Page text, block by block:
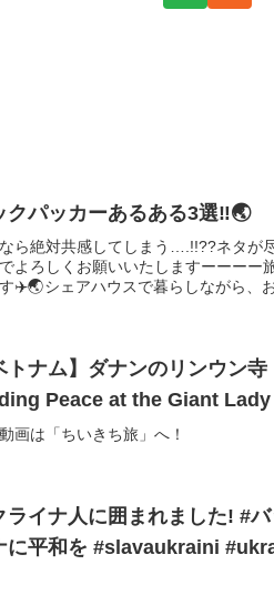
クパッカーあるある3選‼️🌏
ら絶対共感してしまう….!!??ネタが
よろしくお願いいたしますーーーー
✈️🌏シェアハウスで暮らしながら、
トナム】ダナンのリンウン
Peace at the Giant
画は「ちいきち旅」へ！
ライナ人に囲まれました! #バッ
に平和を #slavaukraini